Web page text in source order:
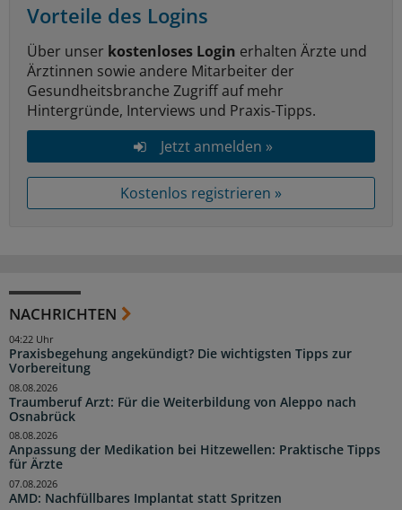
Vorteile des Logins
Über unser kostenloses Login erhalten Ärzte und
Ärztinnen sowie andere Mitarbeiter der
Gesundheitsbranche Zugriff auf mehr
Hintergründe, Interviews und Praxis-Tipps.
Jetzt anmelden »
Kostenlos registrieren »
NACHRICHTEN
Praxisbegehung angekündigt? Die wichtigsten Tipps zur
Vorbereitung
04:22 Uhr
Traumberuf Arzt: Für die Weiterbildung von Aleppo nach
Osnabrück
08.08.2026
Anpassung der Medikation bei Hitzewellen: Praktische Tipps
für Ärzte
08.08.2026
AMD: Nachfüllbares Implantat statt Spritzen
07.08.2026